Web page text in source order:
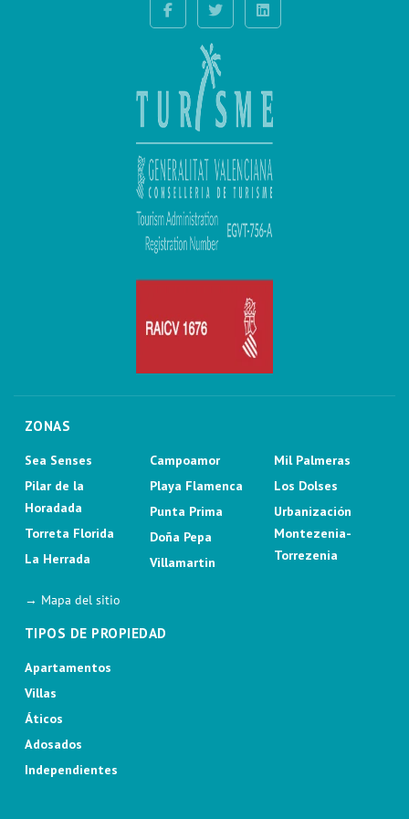
ZONAS
Sea Senses
Pilar de la
Horadada
Torreta Florida
La Herrada
Campoamor
Playa Flamenca
Punta Prima
Doña Pepa
Villamartin
Mil Palmeras
Los Dolses
Urbanización
Montezenia-
Torrezenia
→ Mapa del sitio
TIPOS DE PROPIEDAD
Apartamentos
Villas
Áticos
Adosados
Independientes